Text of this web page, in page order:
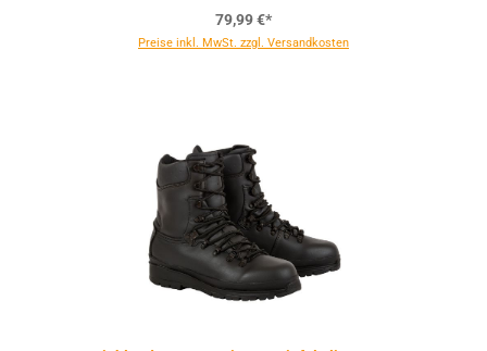
79,99 €*
Preise inkl. MwSt. zzgl. Versandkosten